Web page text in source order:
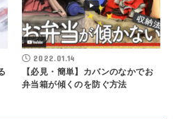
2022.01.14
【必見・簡単】カバンのなかでお
弁当箱が傾くのを防ぐ方法